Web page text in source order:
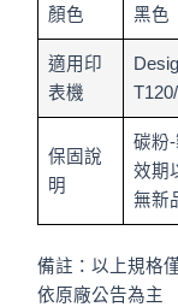
顏色 黑色
適用印
表機
保固說
明
碳粉
效期
無新
備註：以上規格
依原廠公告為主